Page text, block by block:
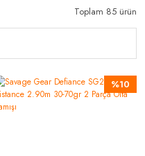
Toplam 85 ürün
%10